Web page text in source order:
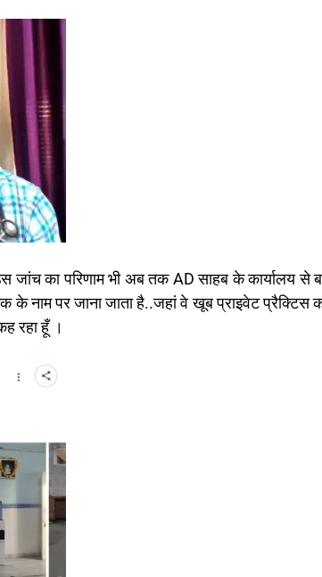
का परिणाम भी अब तक AD साहब के कार्यालय से
नाम पर जाना जाता है..जहां वे खूब प्राइवेट प्रैक्टिस
रहा हूँ ।